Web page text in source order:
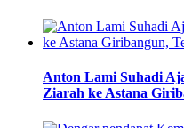
Anton Lami Suhadi
Ziarah ke Astana